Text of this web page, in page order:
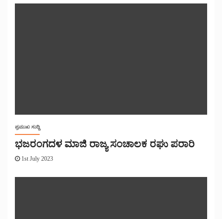
ಪ್ರಮುಖ ಸುದ್ದಿ
ಭಜರಂಗದಳ ಮಾಜಿ ರಾಜ್ಯ ಸಂಚಾಲಕ ರಘು ಪರಾರಿ
1st July 2023